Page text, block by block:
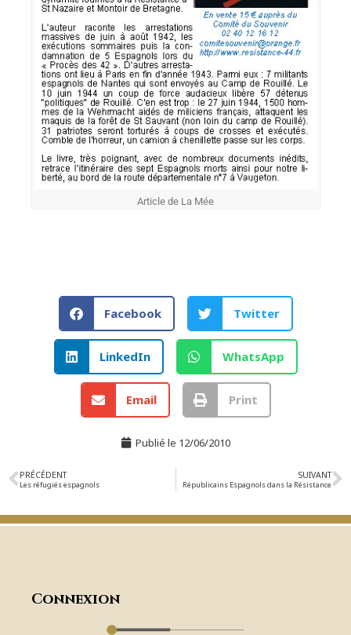
Article de La Mée
Facebook Twitter
LinkedIn WhatsApp
Email Print
Publié le 12/06/2010
PRÉCÉDENT
Les réfugiés espagnols
SUIVANT
Républicains Espagnols dans la Résistance
Connexion